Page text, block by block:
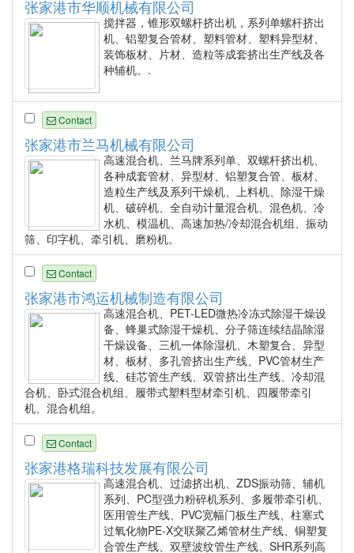
张家港市华顺机械有限公司
搅拌器，锥形双螺杆挤出机，系列单螺杆挤出
机、铝塑复合管材、塑料管材、塑料异型材、
装饰板材、片材、造粒等成套挤出生产线及各
种辅机。.
Contact
张家港市兰马机械有限公司
高速混合机、兰马牌系列单、双螺杆挤出机、
各种成套管材、异型材、铝塑复合管、板材、
造粒生产线及系列干燥机、上料机、除湿干燥
机、破碎机、全自动计量混合机、混色机、冷
水机、模温机、高速加热/冷却混合机组、振动
筛、印字机、牵引机、磨粉机。
Contact
张家港市鸿运机械制造有限公司
高速混合机、PET-LED微热冷冻式除湿干燥设
备、蜂巢式除湿干燥机、分子筛连续结晶除湿
干燥设备、三机一体除湿机、木塑复合、异型
材、板材、多孔管挤出生产线、PVC管材生产
线、硅芯管生产线、双管挤出生产线、冷却混
合机、卧式混合机组、履带式塑料型材牵引机、四履带牵引
机、混合机组。
Contact
张家港格瑞科技发展有限公司
高速混合机、过滤挤出机、ZDS振动筛、辅机
系列、PC型强力粉碎机系列、多履带牵引机、
医用管生产线、PVC宽幅门板生产线、柱塞式
过氧化物PE-X交联聚乙烯管材生产线、铜塑复
合管生产线、双壁波纹管生产线、SHR系列高